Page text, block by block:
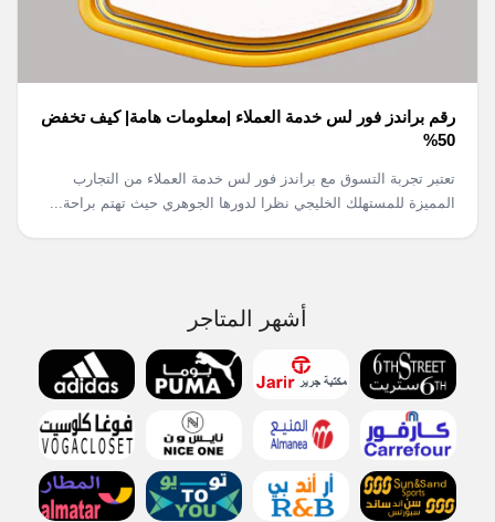
رقم براندز فور لس خدمة العملاء |معلومات هامة| كيف تخفض
50%
تعتبر تجربة التسوق مع براندز فور لس خدمة العملاء من التجارب
المميزة للمستهلك الخليجي نظرا لدورها الجوهري حيث تهتم براحة...
أشهر المتاجر